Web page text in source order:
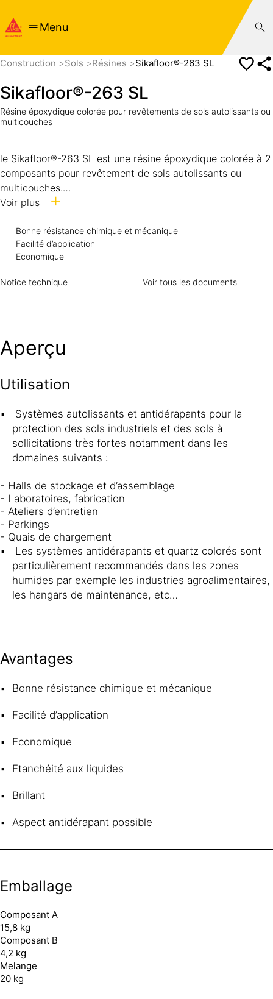
Menu
Construction Sols Résines Sikafloor®-263 SL
Sikafloor®-263 SL
Résine époxydique colorée pour revêtements de sols autolissants ou
multicouches
le Sikafloor®-263 SL est une résine époxydique colorée à 2
composants pour revêtement de sols autolissants ou
multicouches.
le Sikafloor®-263 SL satisfait aux exigences des normes NF
Systèmes de protection de surface pour béton ».
Voir plus
Bonne résistance chimique et mécanique
Facilité d’application
Economique
Notice technique Voir tous les documents
Aperçu
Utilisation
Systèmes autolissants et antidérapants pour la
protection des sols industriels et des sols à
sollicitations très fortes notamment dans les
domaines suivants :
- Halls de stockage et d’assemblage
- Laboratoires, fabrication
- Ateliers d’entretien
- Parkings
- Quais de chargement
Les systèmes antidérapants et quartz colorés sont
particulièrement recommandés dans les zones
humides par exemple les industries agroalimentaires,
les hangars de maintenance, etc…
Avantages
Bonne résistance chimique et mécanique
Facilité d’application
Economique
Etanchéité aux liquides
Brillant
Aspect antidérapant possible
Emballage
Composant A
15,8 kg
Composant B
4,2 kg
Melange
20 kg